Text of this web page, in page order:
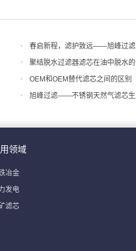
春启新程，滤护致远——旭峰过滤
聚结脱水过滤器滤芯在油中脱水
OEM和OEM替代滤芯之间的区别
旭峰过滤——不锈钢天然气滤芯生
领域
冶金
发电
滤芯